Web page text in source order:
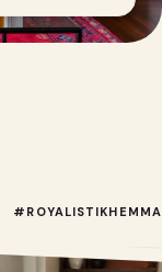
#ROYALISTIKHEMMA